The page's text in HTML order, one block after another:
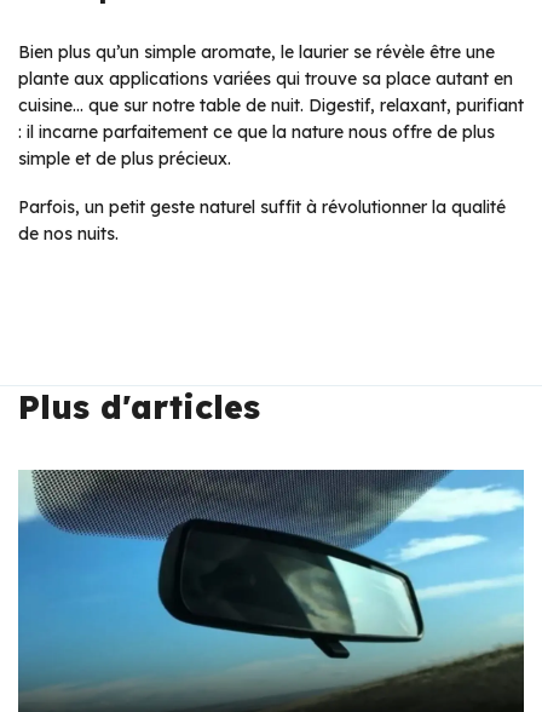
Bien plus qu’un simple aromate, le laurier se révèle être une
plante aux applications variées qui trouve sa place autant en
cuisine… que sur notre table de nuit. Digestif, relaxant, purifiant
: il incarne parfaitement ce que la nature nous offre de plus
simple et de plus précieux.
Parfois, un petit geste naturel suffit à révolutionner la qualité
de nos nuits.
Plus d'articles